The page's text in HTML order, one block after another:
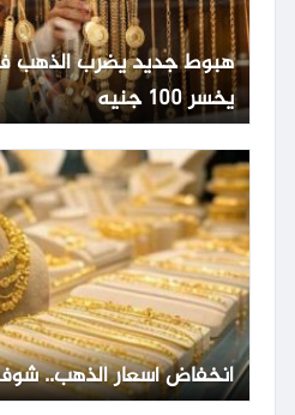
يخسر 100 جنيه
انخفاض أسعار الذهب..